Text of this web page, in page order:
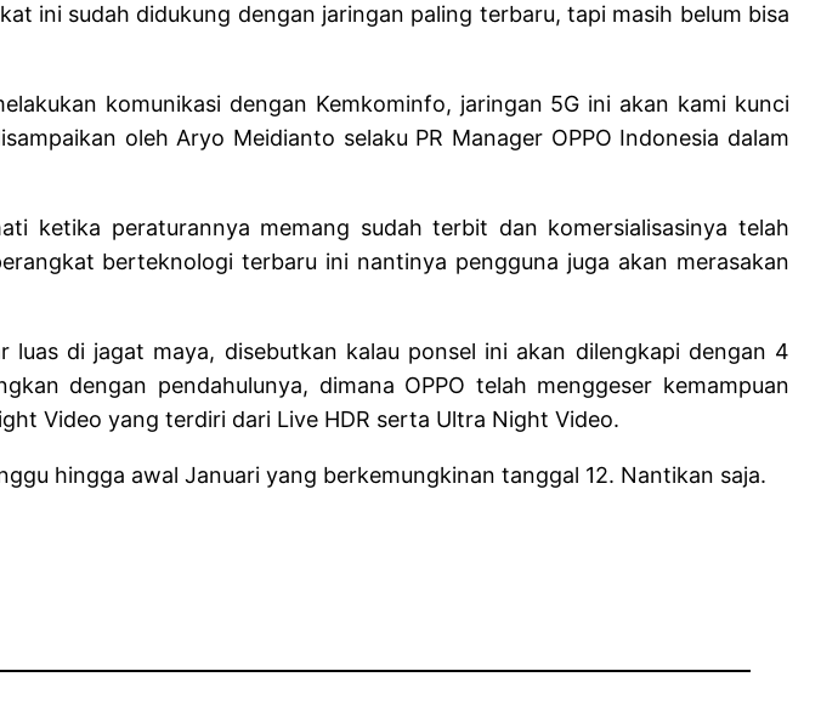
ini sudah didukung dengan jaringan paling terbaru, tapi masih belum bisa
komunikasi dengan Kemkominfo, jaringan 5G ini akan kami kunci
oleh Aryo Meidianto selaku PR Manager OPPO Indonesia dalam
ketika peraturannya memang sudah terbit dan komersialisasinya telah
berteknologi terbaru ini nantinya pengguna juga akan merasakan
di jagat maya, disebutkan kalau ponsel ini akan dilengkapi dengan 4
dengan pendahulunya, dimana OPPO telah menggeser kemampuan
Video yang terdiri dari Live HDR serta Ultra Night Video.
hingga awal Januari yang berkemungkinan tanggal 12. Nantikan saja.